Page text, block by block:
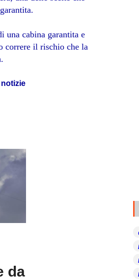
una cabina garantita e
correre il rischio che la
da